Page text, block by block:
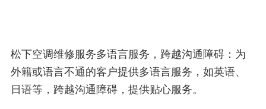
松下空调维修服务多语言服务，跨越沟通障碍：为
外籍或语言不通的客户提供多语言服务，如英语、
日语等，跨越沟通障碍，提供贴心服务。